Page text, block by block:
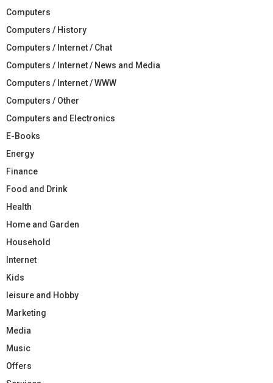
Computers
Computers / History
Computers / Internet / Chat
Computers / Internet / News and Media
Computers / Internet / WWW
Computers / Other
Computers and Electronics
E-Books
Energy
Finance
Food and Drink
Health
Home and Garden
Household
Internet
Kids
leisure and Hobby
Marketing
Media
Music
Offers